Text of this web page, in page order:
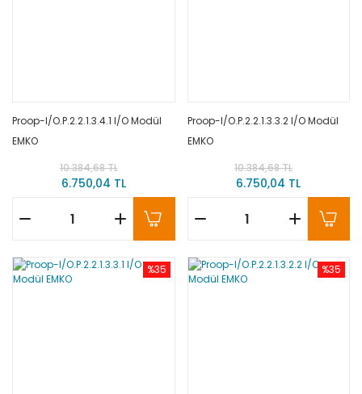
Proop-I/O.P.2.2.1.3.4.1 I/O Modül
EMKO
10.384,68 TL
6.750,04 TL
Proop-I/O.P.2.2.1.3.3.2 I/O Modül
EMKO
10.384,68 TL
6.750,04 TL
%35 %35